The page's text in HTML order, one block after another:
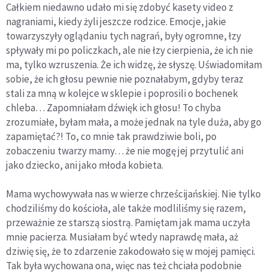
Całkiem niedawno udało mi się zdobyć kasety video z
nagraniami, kiedy żyli jeszcze rodzice. Emocje, jakie
towarzyszyły oglądaniu tych nagrań, były ogromne, łzy
spływały mi po policzkach, ale nie łzy cierpienia, że ich nie
ma, tylko wzruszenia. Że ich widzę, że słyszę. Uświadomiłam
sobie, że ich głosu pewnie nie poznałabym, gdyby teraz
stali za mną w kolejce w sklepie i poprosili o bochenek
chleba… Zapomniałam dźwięk ich głosu! To chyba
zrozumiałe, byłam mała, a może jednak na tyle duża, aby go
zapamiętać?! To, co mnie tak prawdziwie boli, po
zobaczeniu twarzy mamy… że nie mogę jej przytulić ani
jako dziecko, ani jako młoda kobieta.
Mama wychowywała nas w wierze chrześcijańskiej. Nie tylko
chodziliśmy do kościoła, ale także modliliśmy się razem,
przeważnie ze starszą siostrą. Pamiętam jak mama uczyła
mnie pacierza. Musiałam być wtedy naprawdę mała, aż
dziwię się, że to zdarzenie zakodowało się w mojej pamięci.
Tak była wychowana ona, więc nas też chciała podobnie